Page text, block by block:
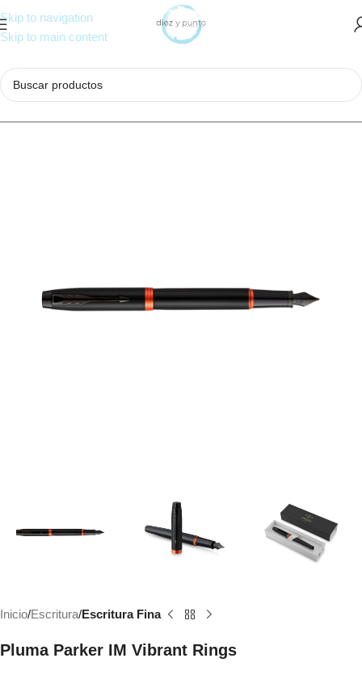
Skip to navigation
Skip to main content
Inicio Escritura Escritura Fina
Pluma Parker IM Vibrant Rings